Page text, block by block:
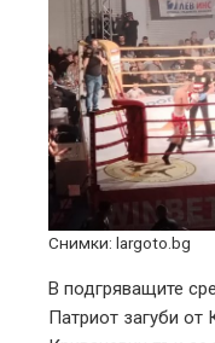
Снимки: largoto.bg
В подгряващите
Патриот загуби